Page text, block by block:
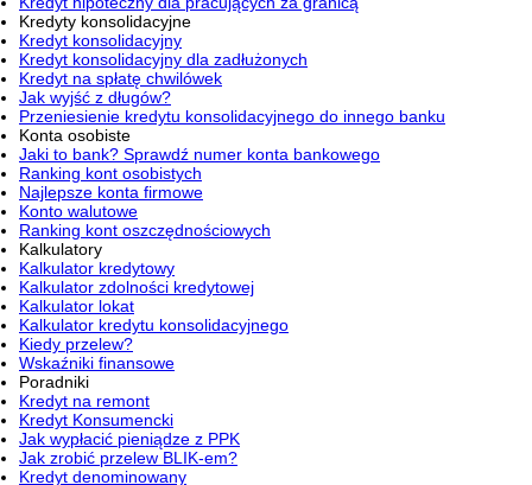
Kredyty konsolidacyjne
Kredyt konsolidacyjny
Kredyt konsolidacyjny dla zadłużonych
Kredyt na spłatę chwilówek
Jak wyjść z długów?
Przeniesienie kredytu konsolidacyjnego do innego banku
Konta osobiste
Jaki to bank? Sprawdź numer konta bankowego
Ranking kont osobistych
Najlepsze konta firmowe
Konto walutowe
Ranking kont oszczędnościowych
Kalkulatory
Kalkulator kredytowy
Kalkulator zdolności kredytowej
Kalkulator lokat
Kalkulator kredytu konsolidacyjnego
Kiedy przelew?
Wskaźniki finansowe
Poradniki
Kredyt na remont
Kredyt Konsumencki
Jak wypłacić pieniądze z PPK
Jak zrobić przelew BLIK-em?
Kredyt denominowany